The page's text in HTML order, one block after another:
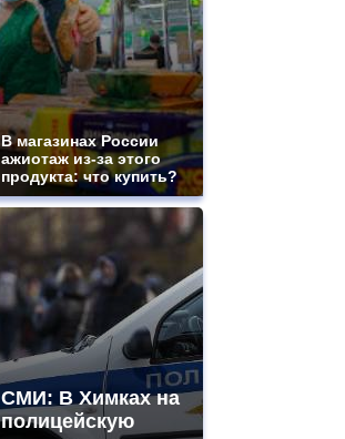
В магазинах России
ажиотаж из-за этого
продукта: что купить?
СМИ: В Химках на
полицейскую